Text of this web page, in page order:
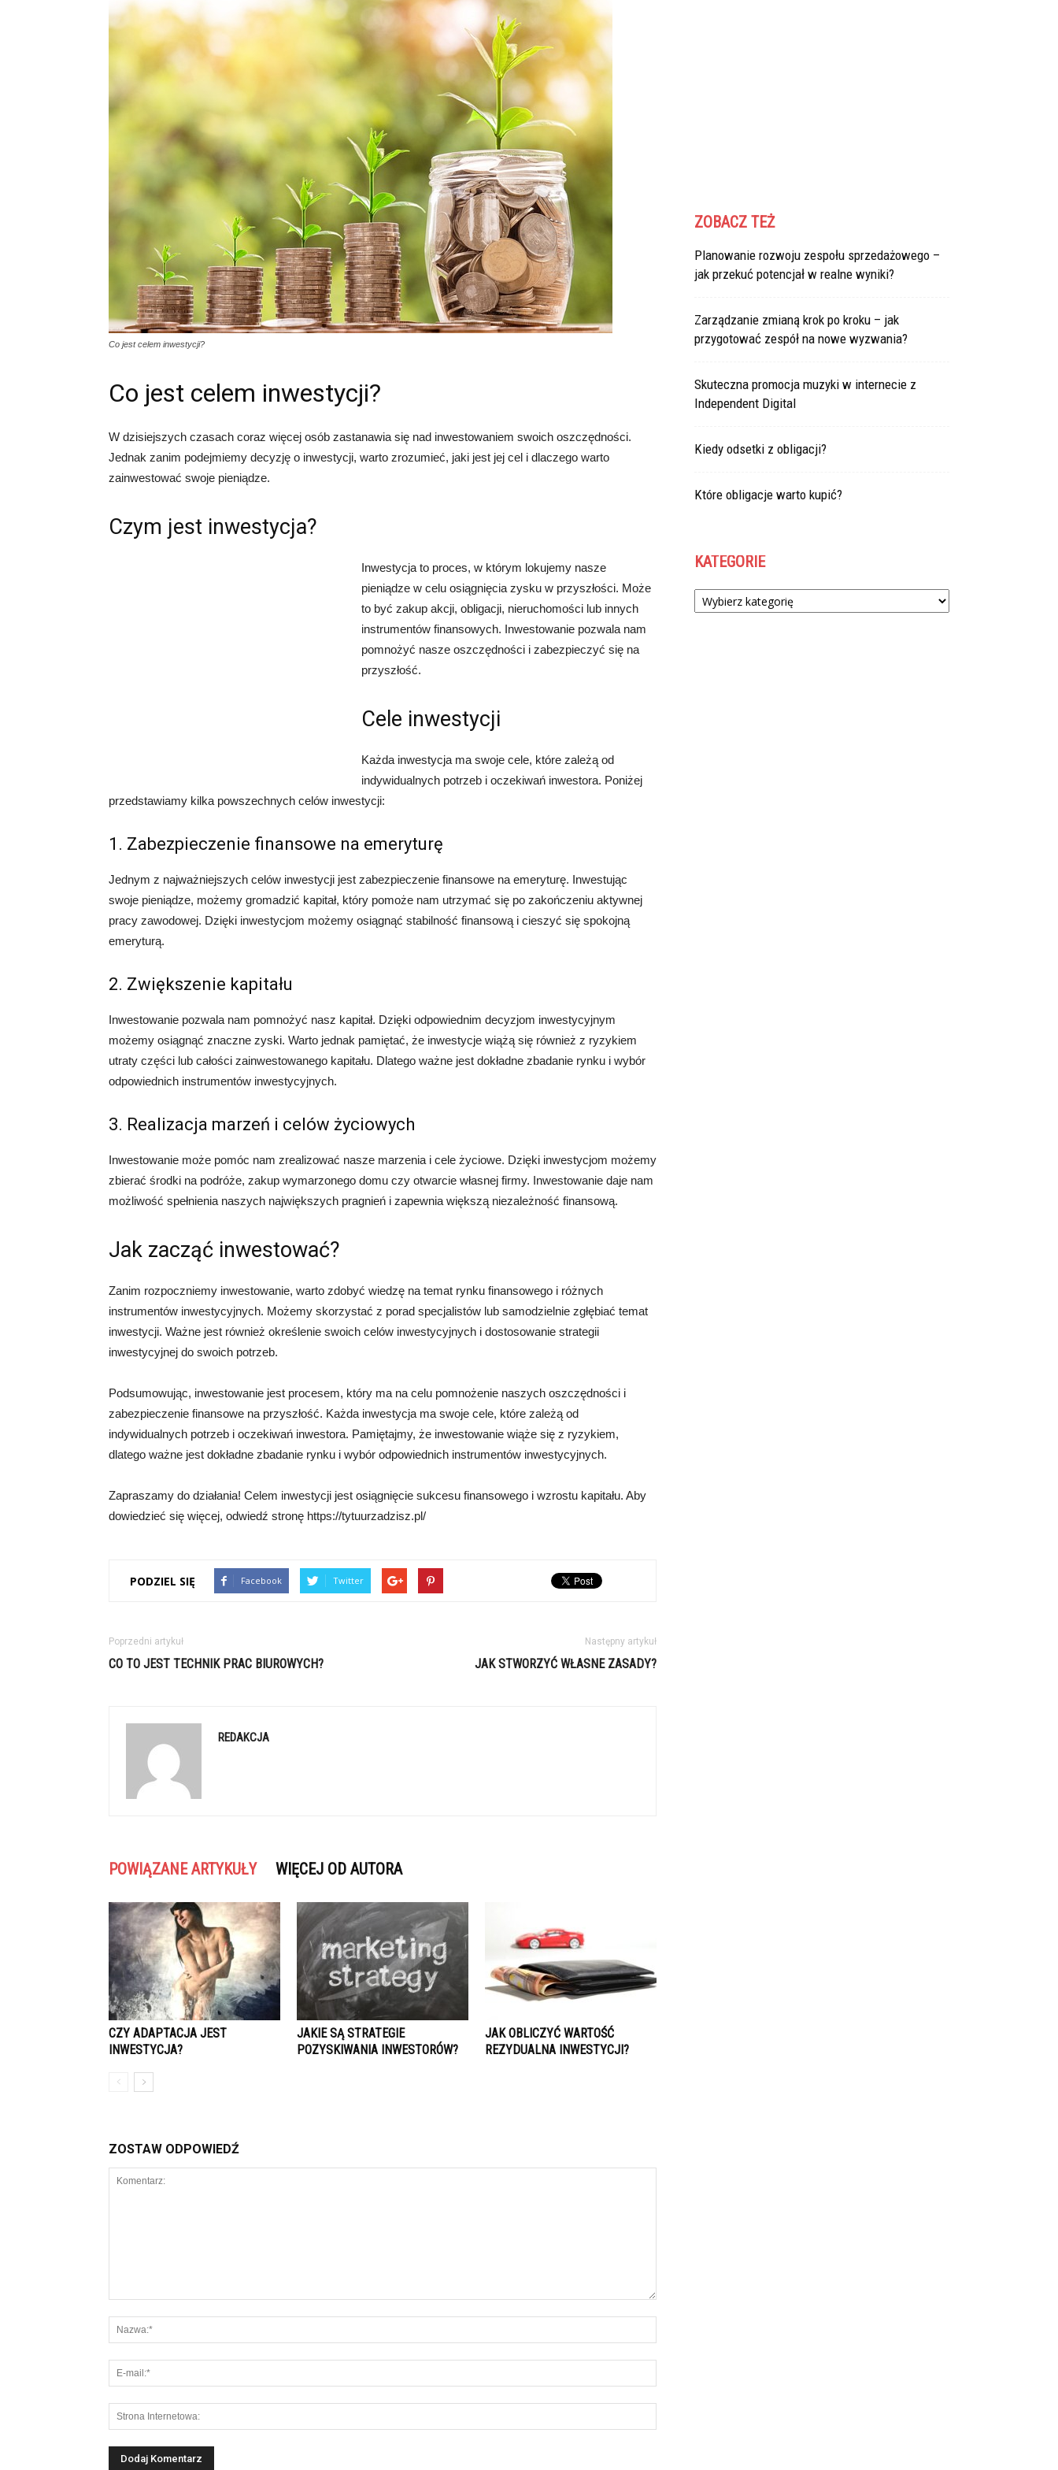
Co jest celem inwestycji?
Co jest celem inwestycji?
W dzisiejszych czasach coraz więcej osób zastanawia się nad inwestowaniem swoich oszczędności.
Jednak zanim podejmiemy decyzję o inwestycji, warto zrozumieć, jaki jest jej cel i dlaczego warto
zainwestować swoje pieniądze.
Czym jest inwestycja?
Inwestycja to proces, w którym lokujemy nasze
pieniądze w celu osiągnięcia zysku w przyszłości. Może
to być zakup akcji, obligacji, nieruchomości lub innych
instrumentów finansowych. Inwestowanie pozwala nam
pomnożyć nasze oszczędności i zabezpieczyć się na
przyszłość.
Cele inwestycji
Każda inwestycja ma swoje cele, które zależą od
indywidualnych potrzeb i oczekiwań inwestora. Poniżej
przedstawiamy kilka powszechnych celów inwestycji:
1. Zabezpieczenie finansowe na emeryturę
Jednym z najważniejszych celów inwestycji jest zabezpieczenie finansowe na emeryturę. Inwestując
swoje pieniądze, możemy gromadzić kapitał, który pomoże nam utrzymać się po zakończeniu aktywnej
pracy zawodowej. Dzięki inwestycjom możemy osiągnąć stabilność finansową i cieszyć się spokojną
emeryturą.
2. Zwiększenie kapitału
Inwestowanie pozwala nam pomnożyć nasz kapitał. Dzięki odpowiednim decyzjom inwestycyjnym
możemy osiągnąć znaczne zyski. Warto jednak pamiętać, że inwestycje wiążą się również z ryzykiem
utraty części lub całości zainwestowanego kapitału. Dlatego ważne jest dokładne zbadanie rynku i wybór
odpowiednich instrumentów inwestycyjnych.
3. Realizacja marzeń i celów życiowych
Inwestowanie może pomóc nam zrealizować nasze marzenia i cele życiowe. Dzięki inwestycjom możemy
zbierać środki na podróże, zakup wymarzonego domu czy otwarcie własnej firmy. Inwestowanie daje nam
możliwość spełnienia naszych największych pragnień i zapewnia większą niezależność finansową.
Jak zacząć inwestować?
Zanim rozpoczniemy inwestowanie, warto zdobyć wiedzę na temat rynku finansowego i różnych
instrumentów inwestycyjnych. Możemy skorzystać z porad specjalistów lub samodzielnie zgłębiać temat
inwestycji. Ważne jest również określenie swoich celów inwestycyjnych i dostosowanie strategii
inwestycyjnej do swoich potrzeb.
Podsumowując, inwestowanie jest procesem, który ma na celu pomnożenie naszych oszczędności i
zabezpieczenie finansowe na przyszłość. Każda inwestycja ma swoje cele, które zależą od
indywidualnych potrzeb i oczekiwań inwestora. Pamiętajmy, że inwestowanie wiąże się z ryzykiem,
dlatego ważne jest dokładne zbadanie rynku i wybór odpowiednich instrumentów inwestycyjnych.
Zapraszamy do działania! Celem inwestycji jest osiągnięcie sukcesu finansowego i wzrostu kapitału. Aby
dowiedzieć się więcej, odwiedź stronę https://tytuurzadzisz.pl/
PODZIEL SIĘ Facebook Twitter
Poprzedni artykuł
CO TO JEST TECHNIK PRAC BIUROWYCH?
Następny artykuł
JAK STWORZYĆ WŁASNE ZASADY?
REDAKCJA
POWIĄZANE ARTYKUŁY WIĘCEJ OD AUTORA
CZY ADAPTACJA JEST
INWESTYCJA?
JAKIE SĄ STRATEGIE
POZYSKIWANIA INWESTORÓW?
JAK OBLICZYĆ WARTOŚĆ
REZYDUALNA INWESTYCJI?
ZOSTAW ODPOWIEDŹ
ZOBACZ TEŻ
Planowanie rozwoju zespołu sprzedażowego –
jak przekuć potencjał w realne wyniki?
Zarządzanie zmianą krok po kroku – jak
przygotować zespół na nowe wyzwania?
Skuteczna promocja muzyki w internecie z
Independent Digital
Kiedy odsetki z obligacji?
Które obligacje warto kupić?
KATEGORIE
Kategorie